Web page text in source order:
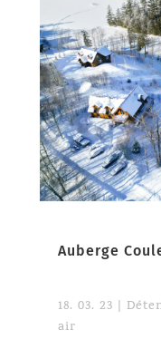
Auberge
18. 03. 23
air